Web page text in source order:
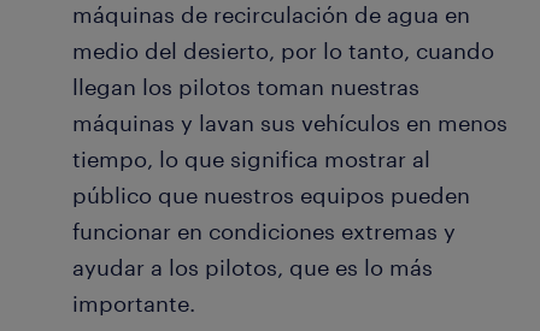
máquinas de recirculación de agua en
medio del desierto, por lo tanto, cuando
llegan los pilotos toman nuestras
máquinas y lavan sus vehículos en menos
tiempo, lo que significa mostrar al
público que nuestros equipos pueden
funcionar en condiciones extremas y
ayudar a los pilotos, que es lo más
importante.